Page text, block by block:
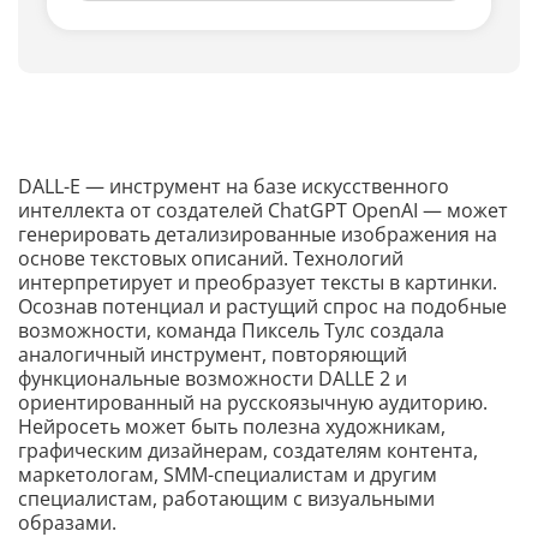
DALL-E — инструмент на базе искусственного
интеллекта от создателей ChatGPT OpenAI — может
генерировать детализированные изображения на
основе текстовых описаний. Технологий
интерпретирует и преобразует тексты в картинки.
Осознав потенциал и растущий спрос на подобные
возможности, команда Пиксель Тулс создала
аналогичный инструмент, повторяющий
функциональные возможности DALLE 2 и
ориентированный на русскоязычную аудиторию.
Нейросеть может быть полезна художникам,
графическим дизайнерам, создателям контента,
маркетологам, SMM-специалистам и другим
специалистам, работающим с визуальными
образами.